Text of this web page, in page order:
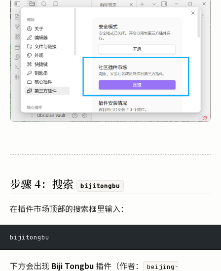
步骤 4：搜索 bijitongbu
在插件市场顶部的搜索框里输入：
bijitongbu
下方会出现 Biji Tongbu 插件（作者： beijing-